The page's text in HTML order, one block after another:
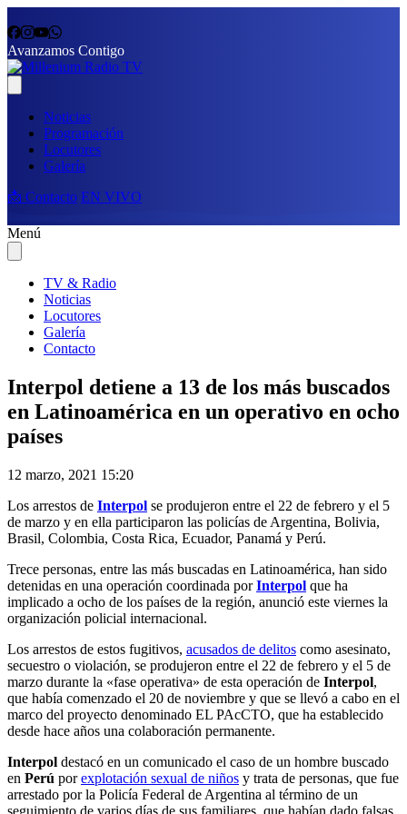
Avanzamos Contigo
Noticias
Programación
Locutores
Galería
📩 Contacto EN VIVO
Menú
TV & Radio
Noticias
Locutores
Galería
Contacto
Interpol detiene a 13 de los más buscados
en Latinoamérica en un operativo en ocho
países
12 marzo, 2021 15:20
Los arrestos de Interpol se produjeron entre el 22 de febrero y el 5
de marzo y en ella participaron las policías de Argentina, Bolivia,
Brasil, Colombia, Costa Rica, Ecuador, Panamá y Perú.
Trece personas, entre las más buscadas en Latinoamérica, han sido
detenidas en una operación coordinada porInterpol que ha
implicado a ocho de los países de la región, anunció este viernes la
organización policial internacional.
Los arrestos de estos fugitivos, acusados de delitos como asesinato,
secuestro o violación, se produjeron entre el 22 de febrero y el 5 de
marzo durante la «fase operativa» de esta operación de Interpol,
que había comenzado el 20 de noviembre y que se llevó a cabo en el
marco del proyecto denominado EL PAcCTO, que ha establecido
desde hace años una colaboración permanente.
Interpol destacó en un comunicado el caso de un hombre buscado
en Perú porexplotación sexual de niños y trata de personas, que fue
arrestado por la Policía Federal de Argentina al término de un
seguimiento de varios días de sus familiares, que habían dado falsas